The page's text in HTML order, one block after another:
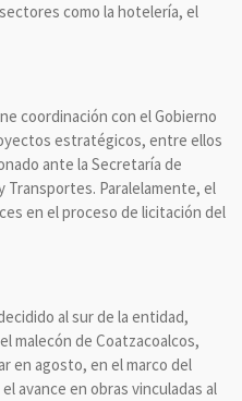
como la hotelería, el
coordinación con el Gobierno
estratégicos, entre ellos
ante la Secretaría de
Paralelamente, el
en el proceso de licitación del
al sur de la entidad,
malecón de Coatzacoalcos,
en agosto, en el marco del
avance en obras vinculadas al